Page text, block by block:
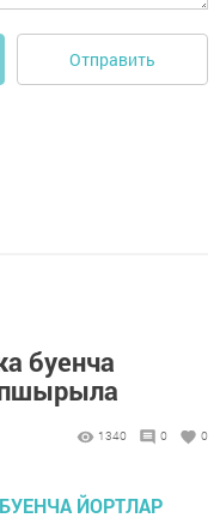
Отправить
буенча
1340 0 0